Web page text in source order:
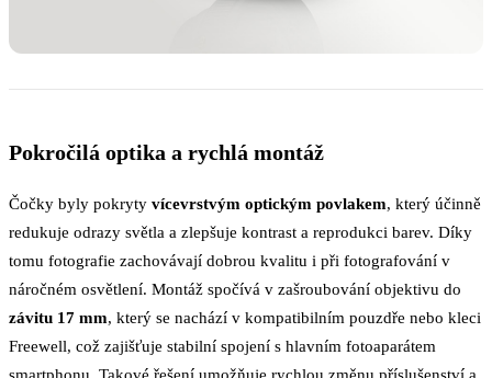
Pokročilá optika a rychlá montáž
Čočky byly pokryty vícevrstvým optickým povlakem, který účinně
redukuje odrazy světla a zlepšuje kontrast a reprodukci barev. Díky
tomu fotografie zachovávají dobrou kvalitu i při fotografování v
náročném osvětlení. Montáž spočívá v zašroubování objektivu do
závitu 17 mm, který se nachází v kompatibilním pouzdře nebo kleci
Freewell, což zajišťuje stabilní spojení s hlavním fotoaparátem
smartphonu. Takové řešení umožňuje rychlou změnu příslušenství a